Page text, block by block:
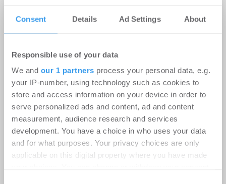
Consent Details Ad Settings About
Responsible use of your data
We and our 1 partners process your personal data, e.g.
your IP-number, using technology such as cookies to
store and access information on your device in order to
serve personalized ads and content, ad and content
measurement, audience research and services
development. You have a choice in who uses your data
and for what purposes. Your privacy choices are only
applicable on this digital property where you have made
Ampega Asset Management gewinnt
ODDO BHF SE für den SKYPER
Büro | Deals Miete-06.08.2026
Login für den ganzen Artikel Wenn noch nicht